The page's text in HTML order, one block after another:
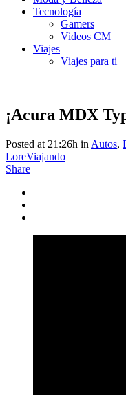
Tecnología
Gamers
Videos CM
Viajes
Viajes para ti
¡Acura MDX
Posted at 21:26h in Autos,
LoreViajando
Share